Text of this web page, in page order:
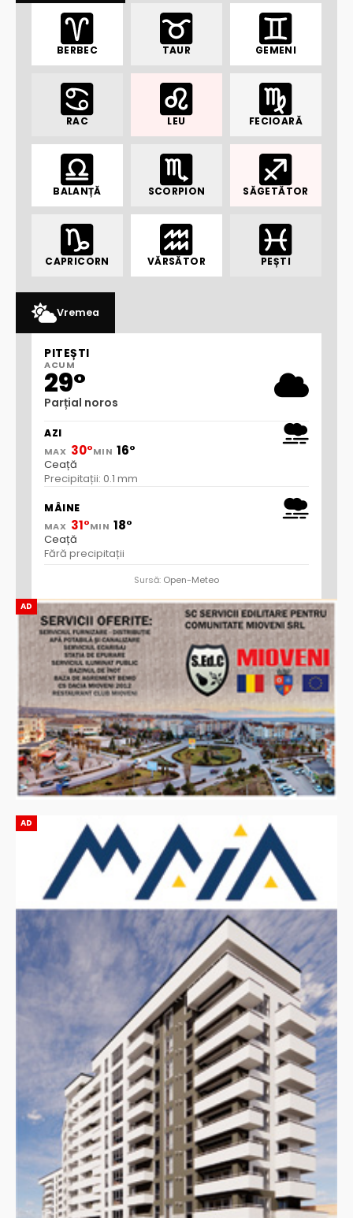
AD
AD
BERBEC TAUR GEMENI
RAC LEU FECIOARĂ
BALANȚĂ SCORPION SĂGETĂTOR
CAPRICORN VĂRSĂTOR PEȘTI
Vremea
PITEȘTI
ACUM
29°
Parțial noros
AZI
MAX 30°MIN 16°
Ceață
Precipitații: 0.1 mm
MÂINE
MAX 31°MIN 18°
Ceață
Fără precipitații
Sursă: Open-Meteo